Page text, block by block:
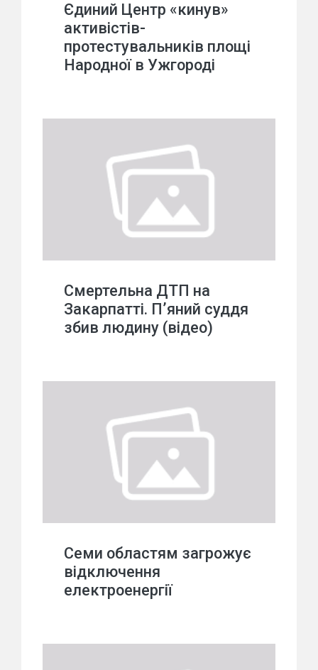
Єдиний Центр «кинув»
активістів-
протестувальників площі
Народної в Ужгороді
Смертельна ДТП на
Закарпатті. П’яний суддя
збив людину (відео)
Cеми областям загрожує
відключення
електроенергії